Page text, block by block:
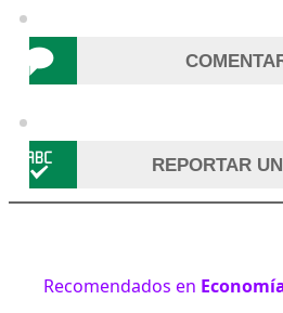
REPORTAR
Recomendados en